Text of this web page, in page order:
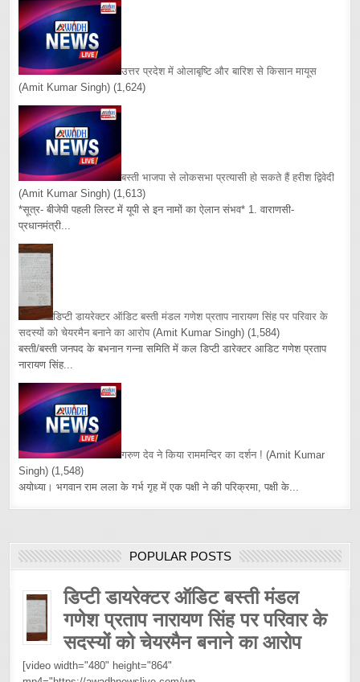
उत्तर प्रदेश में ओलाबृष्टि और बारिश से किसान मायूस
(Amit Kumar Singh) (1,624)
बस्ती भाजपा से लोकसभा प्रत्यासी हो सकते हैं हरीश द्विवेदी
(Amit Kumar Singh) (1,613)
*सूत्र- बीजेपी पहली लिस्ट में यूपी से इन नामों का ऐलान संभव* 1. वाराणसी-
प्रधानमंत्री...
डिप्टी डायरेक्टर ऑडिट बस्ती मंडल गणेश प्रताप नारायण सिंह पर परिवार के
सदस्यों को चेयरमैन बनाने का आरोप (Amit Kumar Singh) (1,584)
बस्ती/बस्ती जनपद के बभनान गन्ना समिति में कल डिप्टी डारेक्टर आडिट गणेश प्रताप
नारायण सिंह...
गरुण देव ने किया राममन्दिर का दर्शन ! (Amit Kumar
Singh) (1,548)
अयोध्या। भगवान राम लला के गर्भ गृह में एक पक्षी ने की परिक्रमा, पक्षी के...
POPULAR POSTS
डिप्टी डायरेक्टर ऑडिट बस्ती मंडल
गणेश प्रताप नारायण सिंह पर परिवार के
सदस्यों को चेयरमैन बनाने का आरोप
[video width="480" height="864"